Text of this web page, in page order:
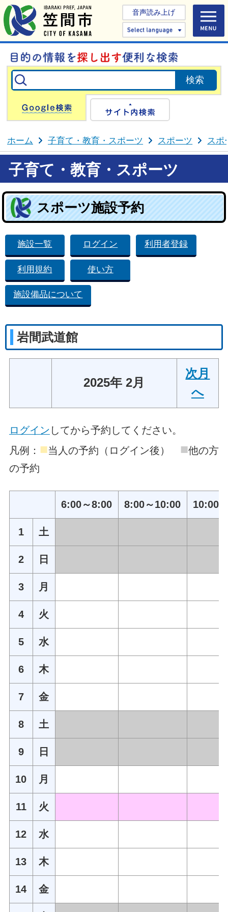
音声読み上げ
Select
Google検索
ホーム 子育て・教育・スポーツ スポーツ スポ
子育て・教育・スポーツ
スポーツ施設予約
施設一覧 ログイン 利用者登録
利用規約 使い方
施設備品について
岩間武道館
2025年 2月
次月
へ
ログイン してから予約してください。
凡例： ■当人の予約（ログイン後） ■他の方
の予約
6:00～8:00 8:00～10:00 10:00
1 土
2 日
3 月
4 火
5 水
6 木
7 金
8 土
9 日
10 月
11 火
12 水
13 木
14 金